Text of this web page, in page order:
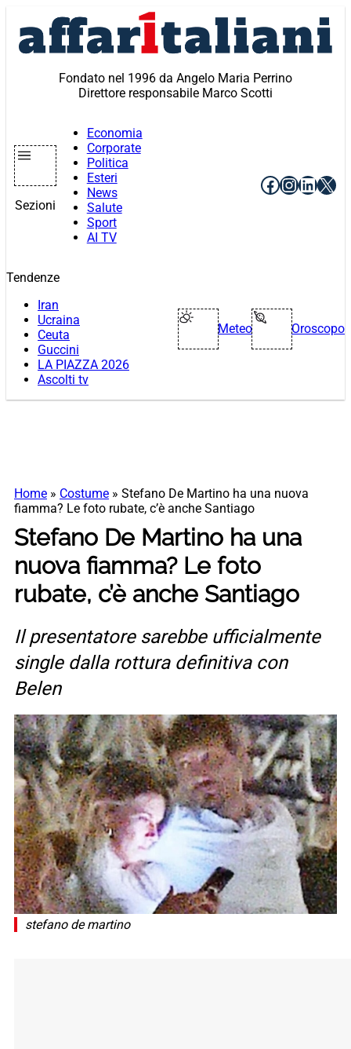
contenuto
Fondato nel 1996 da Angelo Maria Perrino
Direttore responsabile Marco Scotti
Sezioni
Economia
Corporate
Politica
Esteri
News
Salute
Sport
AI TV
Facebook
X
Tendenze
Iran
Ucraina
Ceuta
Guccini
LA PIAZZA 2026
Ascolti tv
Meteo Oroscopo
Home » Costume » Stefano De Martino ha una nuova
fiamma? Le foto rubate, c’è anche Santiago
Stefano De Martino ha una
nuova fiamma? Le foto
rubate, c’è anche Santiago
Il presentatore sarebbe ufficialmente
single dalla rottura definitiva con
Belen
stefano de martino